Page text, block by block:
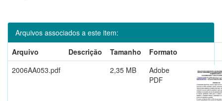
Arquivos associados a este item:
Arquivo
Descrição Tamanho
Formato
2006AA053.pdf
2,35 MB
Adobe
PDF